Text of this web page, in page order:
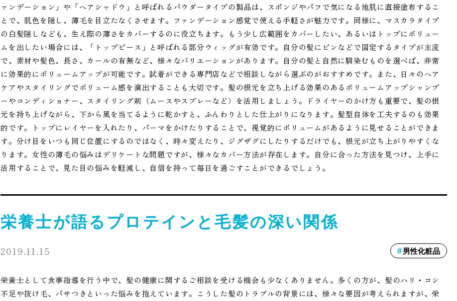
ァンデーション」や「ヘアシャドウ」と呼ばれるパウダータイプの製品は、スポンジやパフで気になる地肌に直接塗布するこ
とで、肌色を隠し、薄毛を目立たなくさせます。ファンデーション感覚で使える手軽さが魅力です。同様に、マスカラタイプ
の白髪隠しなども、生え際の薄さをカバーするのに役立ちます。もう少し広範囲をカバーしたい、あるいはトップにボリュー
ムを出したい場合には、「トップピース」と呼ばれる部分ウィッグが有効です。自分の髪にピンなどで固定するタイプが主流
で、素材や髪色、長さ、カールの有無など、様々なバリエーションがあります。自分の髪と自然に馴染むものを選べば、非常
に効果的にボリュームアップが可能です。試着ができる専門店などで相談しながら選ぶのがおすすめです。また、日々のヘア
ケアやスタイリングでボリューム感を演出することも大切です。髪の根元を立ち上げる効果のあるボリュームアップシャンプ
ーやコンディショナー、スタイリング剤（ムースやスプレーなど）を活用しましょう。ドライヤーのかけ方も重要で、髪の根
元を持ち上げながら、下から風を当てるように乾かすと、ふんわりとした仕上がりになります。髪型自体を工夫するのも効果
的です。トップにレイヤーを入れたり、パーマをかけたりすることで、視覚的にボリュームがあるように見せることができま
す。分け目をいつも同じ位置にするのではなく、時々変えたり、ジグザグにしたりするだけでも、根元が立ち上がりやすくな
ります。女性の薄毛の悩みはデリケートな問題ですが、様々なカバー方法が存在します。自分に合った方法を見つけ、上手に
活用することで、見た目の悩みを軽減し、自信を持って毎日を過ごすことができるでしょう。
栄養士が語るプロテインと毛髪の深い関係
2019.11.15 男性化粧品
栄養士として食事指導を行う中で、髪の健康に関するご相談を受ける機会も少なくありません。多くの方が、髪のハリ・コシ
不足や抜け毛、パサつきといった悩みを抱えています。こうした髪のトラブルの背景には、様々な要因が考えられますが、栄